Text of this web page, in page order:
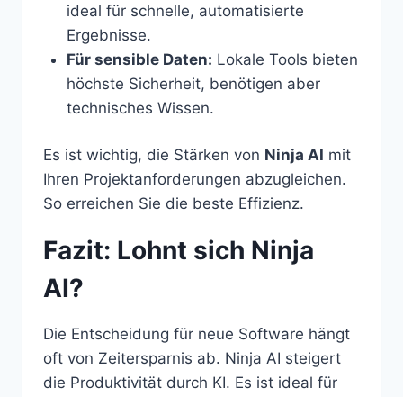
ideal für schnelle, automatisierte
Ergebnisse.
Für sensible Daten: Lokale Tools bieten
höchste Sicherheit, benötigen aber
technisches Wissen.
Es ist wichtig, die Stärken von Ninja AI mit
Ihren Projektanforderungen abzugleichen.
So erreichen Sie die beste Effizienz.
Fazit: Lohnt sich Ninja
AI?
Die Entscheidung für neue Software hängt
oft von Zeitersparnis ab. Ninja AI steigert
die Produktivität durch KI. Es ist ideal für